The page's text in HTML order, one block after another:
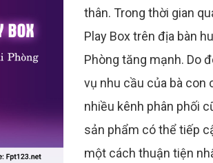
thân. Trong thời gian
Play Box trên địa bàn
Phòng tăng mạnh. Do
vụ nhu cầu của bà con
nhiều kênh phân phối
sản phẩm có thể tiếp
một cách thuận tiện